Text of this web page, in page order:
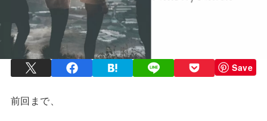
Save
前回まで、